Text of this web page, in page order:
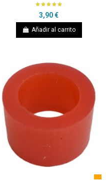
3,90 €
Añadir al carrito